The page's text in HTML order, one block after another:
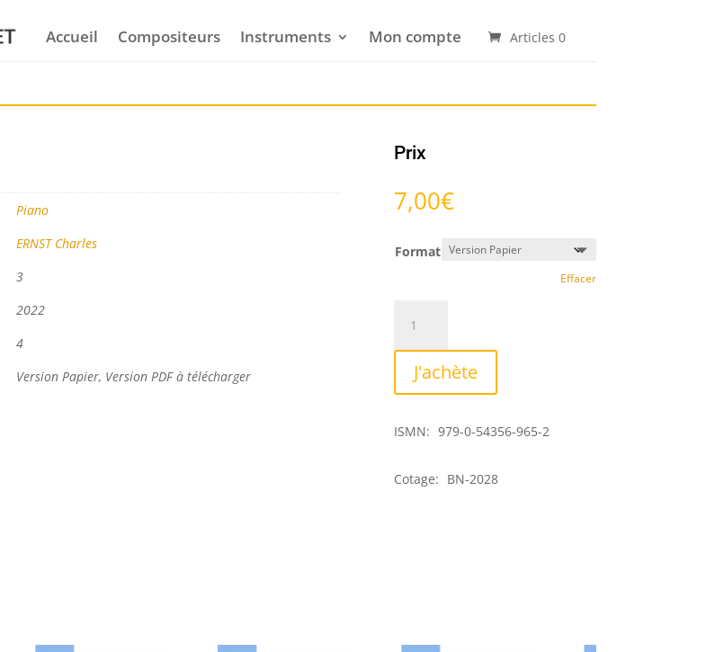
Accueil Compositeurs Instruments Mon compte Articles 0
Piano
ERNST Charles
3
2022
4
Version Papier, Version PDF à télécharger
Prix
7,00€
Format
Effacer
Consolation
J'achète
ISMN: 979-0-54356-965-2
Cotage: BN-2028